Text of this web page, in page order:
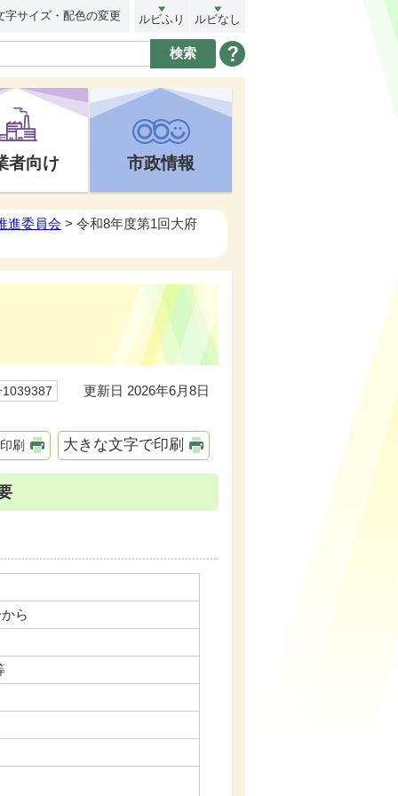
字サイズ・配色の変更 ルビふり ルビなし
者向け 市政情報
進委員会 > 令和8年度第1回大府
更新日 2026年6月8日
印刷 大きな文字で印刷
ら